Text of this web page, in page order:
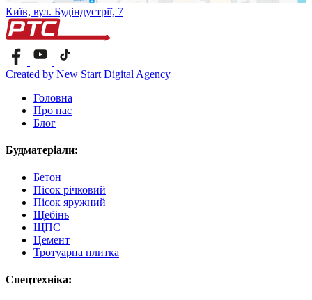
Київ, вул. Будіндустрії, 7
Created by New Start Digital Agency
Головна
Про нас
Блог
Будматеріали:
Бетон
Пісок річковий
Пісок яружний
Щебінь
ЩПС
Цемент
Тротуарна плитка
Спецтехніка: